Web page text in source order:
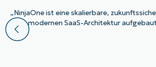
„NinjaOne ist eine skalierbare,
einer modernen SaaS-Architektur